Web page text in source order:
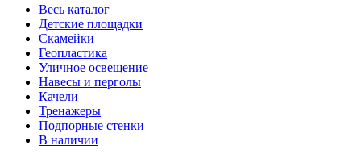
Весь каталог
Детские площадки
Скамейки
Геопластика
Уличное освещение
Навесы и перголы
Качели
Тренажеры
Подпорные стенки
В наличии